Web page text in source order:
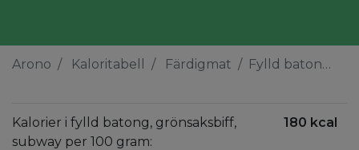
Arono Kaloritabell Färdigmat Fylld batong, grönsaksbiff, subway
Kalorier i fylld batong, grönsaksbiff,
subway per 100 gram:
180 kcal